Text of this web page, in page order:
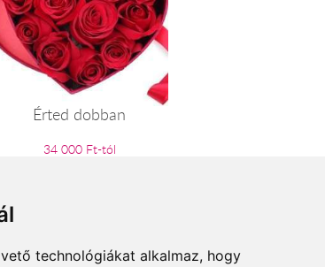
technológiákat alkalmaz, hogy
Érted dobban
34 000 Ft-tól